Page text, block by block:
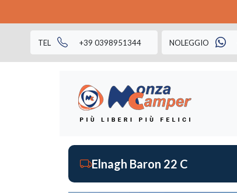
TEL +39 0398951344 NOLEGGIO
Elnagh Baron 22 C